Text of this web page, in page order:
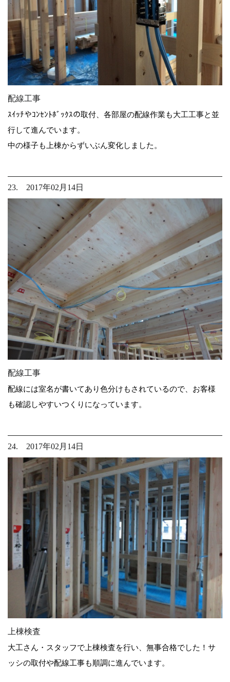
配線工事
ｽｲｯﾁやｺﾝｾﾝﾄﾎﾞｯｸｽの取付、各部屋の配線作業も大工工事と並
行して進んでいます。
中の様子も上棟からずいぶん変化しました。
23. 2017年02月14日
配線工事
配線には室名が書いてあり色分けもされているので、お客様
も確認しやすいつくりになっています。
24. 2017年02月14日
上棟検査
大工さん・スタッフで上棟検査を行い、無事合格でした！サ
ッシの取付や配線工事も順調に進んでいます。